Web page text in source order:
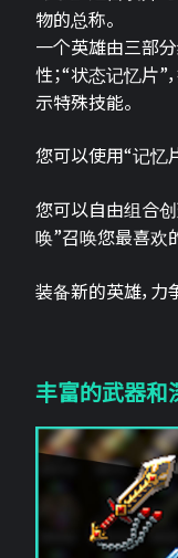
物的总称。
一个英雄由三部
性；“状态记忆片”
示特殊技能。
您可以使用“记忆
您可以自由组合
唤”召唤您最喜欢
装备新的英雄，力
丰富的武器和